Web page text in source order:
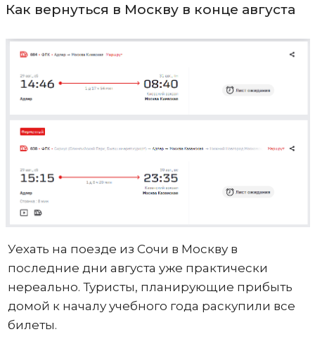
Как вернуться в Москву в конце августа
Уехать на поезде из Сочи в Москву в
последние дни августа уже практически
нереально. Туристы, планирующие прибыть
домой к началу учебного года раскупили все
билеты.